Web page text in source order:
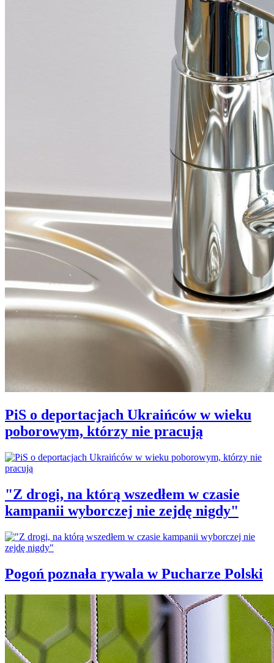
PiS o deportacjach Ukraińców w wieku
poborowym, którzy nie pracują
"Z drogi, na którą wszedłem w czasie
kampanii wyborczej nie zejdę nigdy"
Pogoń poznała rywala w Pucharze Polski